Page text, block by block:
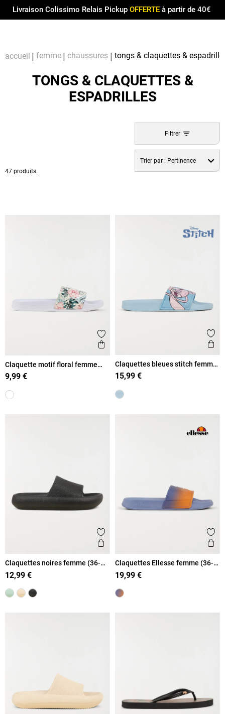
Livraison Colissimo Relais Pickup OFFERTEà partir de 40€
accueil femme chaussures tongs & claquettes &
TONGS & CLAQUETTES &
ESPADRILLES
47 produits.
Filtrer
Trier par : Pertinence
Ajouter aux favoris
Aperçu rapide
Claquette motif floral femme
(36-41)
9,99 €
Claquettes bleues stitch femme
(36-41)
15,99 €
Ajouter aux favoris
Aperçu rapide
Claquettes noires femme (36-
41)
12,99 €
Claquettes Ellesse femme (36-
41)
19,99 €